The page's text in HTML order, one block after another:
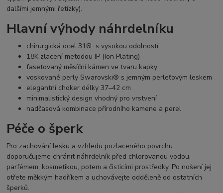
dalšími jemnými řetízky).
Hlavní výhody náhrdelníku
chirurgická ocel 316L s vysokou odolností
18K zlacení metodou IP (Ion Plating)
fasetovaný měsíční kámen ve tvaru kapky
voskované perly Swarovski® s jemným perleťovým leskem
elegantní choker délky 37–42 cm
minimalistický design vhodný pro vrstvení
nadčasová kombinace přírodního kamene a perel
Péče o šperk
Pro zachování lesku a vzhledu pozlaceného povrchu
doporučujeme chránit náhrdelník před chlorovanou vodou,
parfémem, kosmetikou, potem a čisticími prostředky. Po nošení jej
otřete měkkým hadříkem a uchovávejte odděleně od ostatních
šperků.